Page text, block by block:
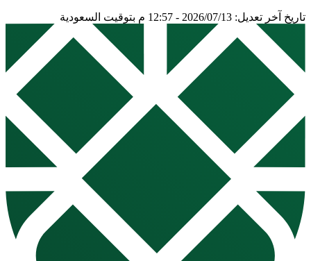
تاريخ آخر تعديل: 2026/07/13 - 12:57 م بتوقيت السعودية